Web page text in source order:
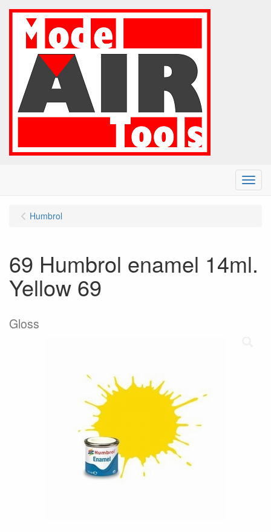
Menu
Humbrol
69 Humbrol enamel 14ml.
Yellow 69
Gloss